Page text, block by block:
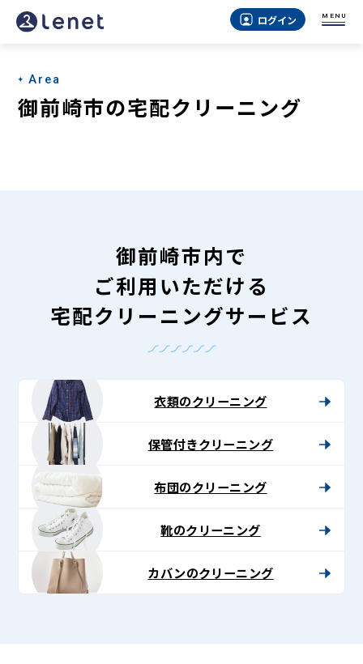
御
崎
市
Lenet〈リ
ト〉
ログイン MENU
Area
御前崎市の宅配クリーニング
御前崎市内で
ご利用いただける
宅配クリーニングサービス
衣類のクリーニング
保管付きクリーニング
布団のクリーニング
靴のクリーニング
カバンのクリーニング